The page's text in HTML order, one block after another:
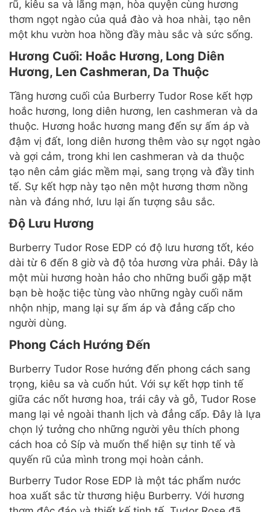
rũ, kiêu sa và lãng mạn, hòa quyện cùng hương
thơm ngọt ngào của quả đào và hoa nhài, tạo nên
một khu vườn hoa hồng đầy màu sắc và sức sống.
Hương Cuối: Hoắc Hương, Long Diên
Hương, Len Cashmeran, Da Thuộc
Tầng hương cuối của Burberry Tudor Rose kết hợp
hoắc hương, long diên hương, len cashmeran và da
thuộc. Hương hoắc hương mang đến sự ấm áp và
đậm vị đất, long diên hương thêm vào sự ngọt ngào
và gợi cảm, trong khi len cashmeran và da thuộc
tạo nên cảm giác mềm mại, sang trọng và đầy tinh
tế. Sự kết hợp này tạo nên một hương thơm nồng
nàn và đáng nhớ, lưu lại ấn tượng sâu sắc.
Độ Lưu Hương
Burberry Tudor Rose EDP có độ lưu hương tốt, kéo
dài từ 6 đến 8 giờ và độ tỏa hương vừa phải. Đây là
một mùi hương hoàn hảo cho những buổi gặp mặt
bạn bè hoặc tiệc tùng vào những ngày cuối năm
nhộn nhịp, mang lại sự ấm áp và đẳng cấp cho
người dùng.
Phong Cách Hướng Đến
Burberry Tudor Rose hướng đến phong cách sang
trọng, kiêu sa và cuốn hút. Với sự kết hợp tinh tế
giữa các nốt hương hoa, trái cây và gỗ, Tudor Rose
mang lại vẻ ngoài thanh lịch và đẳng cấp. Đây là lựa
chọn lý tưởng cho những người yêu thích phong
cách hoa cỏ Síp và muốn thể hiện sự tinh tế và
quyến rũ của mình trong mọi hoàn cảnh.
Burberry Tudor Rose EDP là một tác phẩm nước
hoa xuất sắc từ thương hiệu Burberry. Với hương